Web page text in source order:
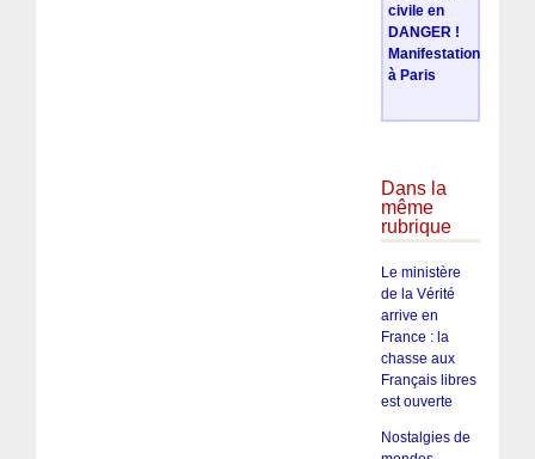
civile en
DANGER !
Manifestation
à Paris
Dans la
même
rubrique
Le ministère
de la Vérité
arrive en
France : la
chasse aux
Français libres
est ouverte
Nostalgies de